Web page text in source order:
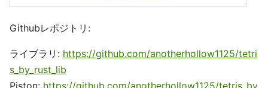
Githubレポジトリ:
ライブラリ: https://github.com/anotherhollow1125/tetri
s_by_rust_lib
Piston: https://github.com/anotherhollow1125/tetris_by